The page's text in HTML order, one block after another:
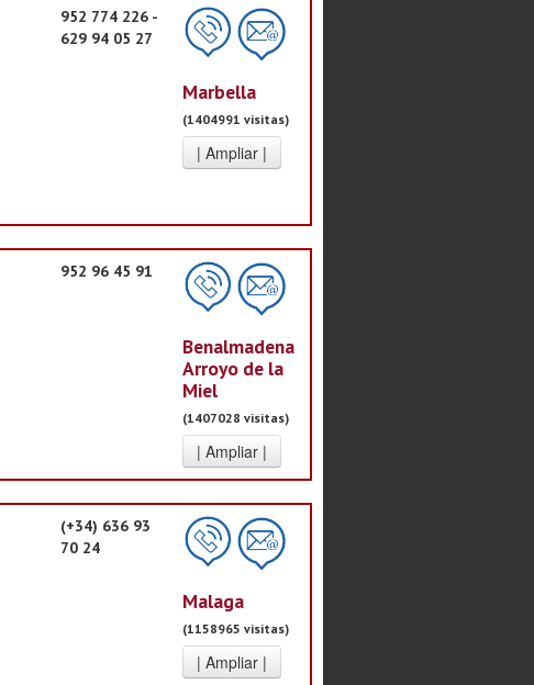
952 774 226 -
629 94 05 27
Marbella
(1404991 visitas)
952 96 45 91
Benalmadena
Arroyo de la
Miel
(1407028 visitas)
(+34) 636 93
70 24
Malaga
(1158965 visitas)